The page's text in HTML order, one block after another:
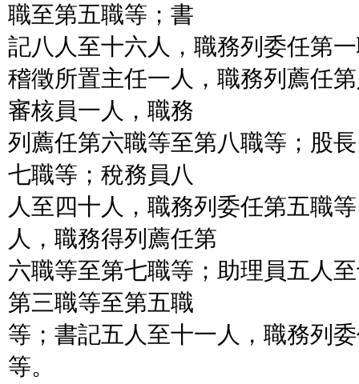
職至第五職等；書
記八人至十六人，職務列委任第
稽徵所置主任一人，職務列薦任
審核員一人，職務
列薦任第六職等至第八職等；股
七職等；稅務員八
人至四十人，職務列委任第五職
人，職務得列薦任第
六職等至第七職等；助理員五人
第三職等至第五職
等；書記五人至十一人，職務列
等。